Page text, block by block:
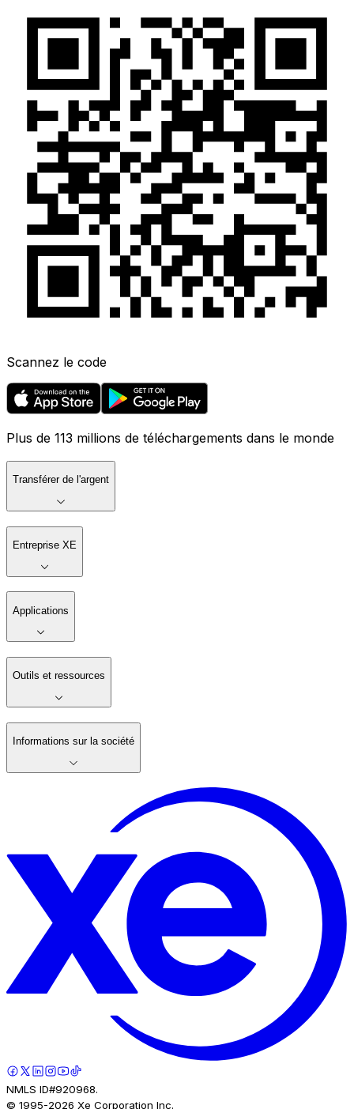
Scannez le code
Plus de 113 millions de téléchargements dans le monde
Transférer de l'argent
Entreprise XE
Applications
Outils et ressources
Informations sur la société
NMLS ID#920968.
© 1995-2026 Xe Corporation Inc.